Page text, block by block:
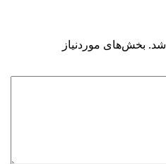
شد. بخش‌های موردنیاز